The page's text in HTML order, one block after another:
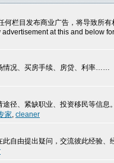
何栏目发布商业广告，将导致所
at this and below
情况、买房手续、房贷、利率……
径、紧缺职业、投资移民等信息
家, cleaner
自由提出疑问，交流彼此经验、